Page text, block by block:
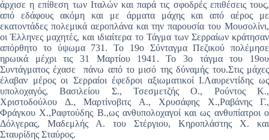
άρχισε η επίθεση των Ιταλών και παρά τις σφοδρές επιθέσεις τους,
από εδάφους ακόμη και με άρματα μάχης και από αέρος με
εκατοντάδες πολεμικά αεροπλάνα και την παρουσία του Μουσολίνι,
οι Έλληνες μαχητές, και ιδιαίτερα το Τάγμα των Σερραίων κράτησαν
απόρθητο το ύψωμα 731. Το 19ο Σύνταγμα Πεζικού πολέμησε
ηρωικά μέχρι τις 31 Μαρτίου 1941. Το 3ο τάγμα του 19ου
Συντάγματος έχασε πάνω από το μισό της δύναμής του.Στις μάχες
έλαβαν μέρος οι Σερραίοι έφεδροι αξιωματικοί Ι.Λαυρεντίδης ως
υπολοχαγός, Βασιλείου Σ., Τσεσμετζής Ο., Ρούντος Κ.,
Χριστοδούλου Δ., Μαρτίνοβιτς Α., Χρυσάφης Χ.,Ραβάνης Γ.,
Φράγκου Χ.,Ραφτούδης Β.,ως ανθυπολοχαγοί και ως ανθυπίατροι ο
Δόλγερας, Μαδεμλής Α. του Στέργιου, Κηροπλάστης Χ. και
Σταυρίδης Σταύρος.